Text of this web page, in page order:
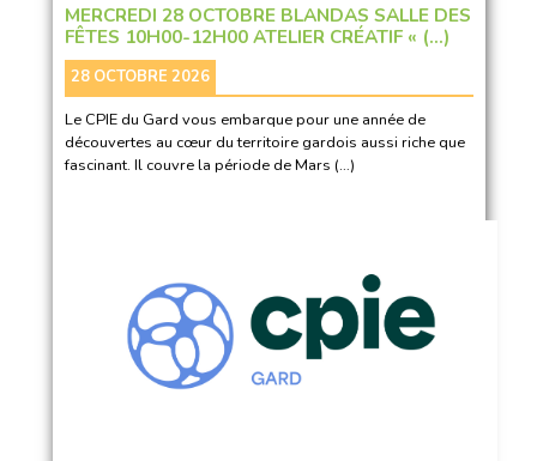
MERCREDI 28 OCTOBRE BLANDAS SALLE DES
FÊTES 10H00-12H00 ATELIER CRÉATIF « (…)
28 OCTOBRE 2026
Le CPIE du Gard vous embarque pour une année de
découvertes au cœur du territoire gardois aussi riche que
fascinant. Il couvre la période de Mars (…)